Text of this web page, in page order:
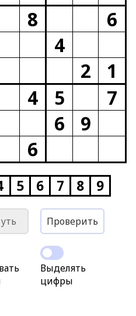
8
6
4
2
1
4 5
7
6
9
6
5 6 7 8 9
Проверить
Выделять
цифры